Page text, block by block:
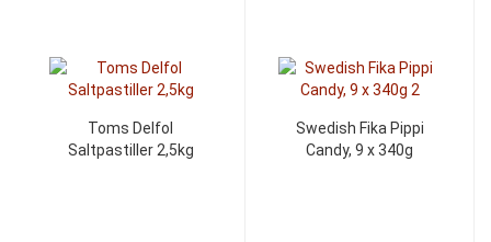
Toms Delfol
Saltpastiller 2,5kg
Swedish Fika Pippi
Candy, 9 x 340g